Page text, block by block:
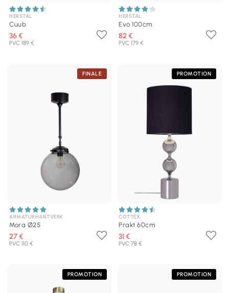
HERSTAL
Cuub
36 €
PVC 189 €
HERSTAL
Evo 100cm
82 €
PVC 179 €
FINALE
ARMATURHANTVERK
Mora Ø25
27 €
PVC 110 €
PROMOTION
COTTEX
Prakt 60cm
31 €
PVC 78 €
PROMOTION PROMOTION